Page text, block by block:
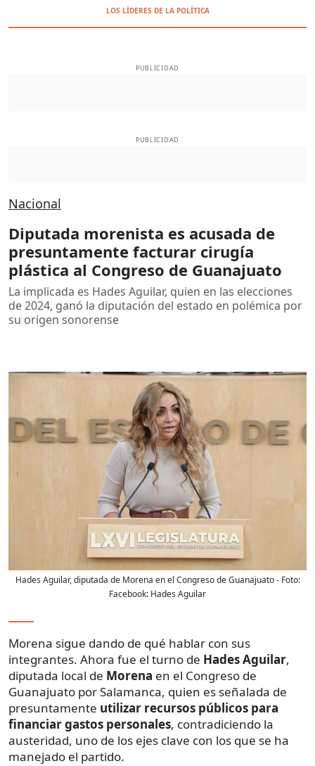
LOS LÍDERES DE LA POLÍTICA
PUBLICIDAD
PUBLICIDAD
Nacional
Diputada morenista es acusada de
presuntamente facturar cirugía
plástica al Congreso de Guanajuato
La implicada es Hades Aguilar, quien en las elecciones
de 2024, ganó la diputación del estado en polémica por
su origen sonorense
Hades Aguilar, diputada de Morena en el Congreso de Guanajuato- Foto:
Facebook: Hades Aguilar
Morena sigue dando de qué hablar con sus
integrantes. Ahora fue el turno de Hades Aguilar,
diputada local de Morena en el Congreso de
Guanajuato por Salamanca, quien es señalada de
presuntamente utilizar recursos públicos para
financiar gastos personales, contradiciendo la
austeridad, uno de los ejes clave con los que se ha
manejado el partido.